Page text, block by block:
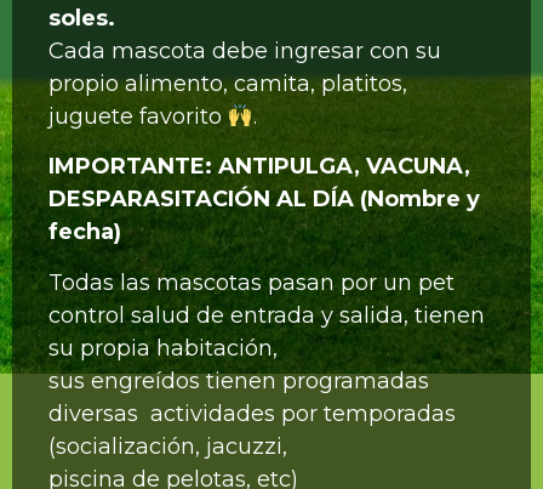
soles.
Cada mascota debe ingresar con su
propio alimento, camita, platitos,
juguete favorito
.
IMPORTANTE: ANTIPULGA, VACUNA,
DESPARASITACIÓN AL DÍA (Nombre y
fecha)
Todas las mascotas pasan por un pet
control salud de entrada y salida, tienen
su propia habitación,
sus engreídos tienen programadas
diversas actividades por temporadas
(socialización, jacuzzi,
piscina de pelotas, etc)